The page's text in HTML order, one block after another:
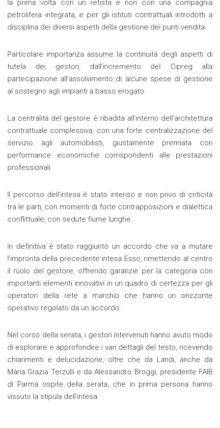
la prima volta con un retista e non con una compagnia
petrolifera integrata, e per gli istituti contrattuali introdotti a
disciplina dei diversi aspetti della gestione dei punti vendita.
Particolare importanza assume la continuità degli aspetti di
tutela dei gestori, dall’incremento del Cipreg alla
partecipazione all’assolvimento di alcune spese di gestione
al sostegno agli impianti a basso erogato.
La centralità del gestore è ribadita all’interno dell’architettura
contrattuale complessiva, con una forte centralizzazione del
servizio agli automobilisti, giustamente premiata con
performance economiche corrispondenti alle prestazioni
professionali.
Il percorso dell’intesa è stato intenso e non privo di criticità
tra le parti, con momenti di forte contrapposizioni e dialettica
conflittuale, con sedute fiume lunghe.
In definitiva è stato raggiunto un accordo che va a mutare
l’impronta della precedente intesa Esso, rimettendo al centro
il ruolo del gestore, offrendo garanzie per la categoria con
importanti elementi innovativi in un quadro di certezza per gli
operatori della rete a marchio che hanno un orizzonte
operativo regolato da un accordo.
Nel corso della serata, i gestori intervenuti hanno avuto modo
di esplorare e approfondire i vari dettagli del testo, ricevendo
chiarimenti e delucidazione, oltre che da Landi, anche da
Maria Grazia Terzulli e da Alessandro Broggi, presidente FAIB
di Parma ospite della serata, che in prima persona hanno
vissuto la stipula dell’intesa.